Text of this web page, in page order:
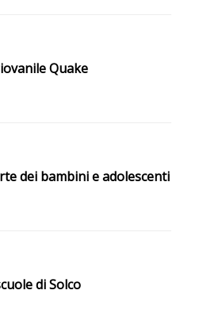
Quake
dei bambini e adolescenti
di Solco